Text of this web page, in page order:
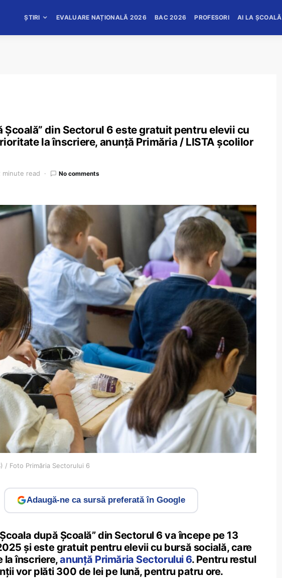
ȘTIRI EVALUARE NAȚIONALĂ 2026 BAC 2026 PROFESORI AI LA ȘCOALĂ
Școală” din Sectorul 6 este gratuit pentru elevii cu
la înscriere, anunță Primăria / LISTA școlilor
minute read No comments
/ Foto Primăria Sectorului 6
Adaugă-ne ca sursă preferată în Google
după Școală” din Sectorul 6 va începe pe 13
și este gratuit pentru elevii cu bursă socială, care
la înscriere,anunță Primăria Sectorului 6. Pentru restul
vor plăti 300 de lei pe lună, pentru patru ore.